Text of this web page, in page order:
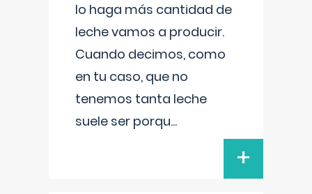
lo haga más cantidad de
leche vamos a producir.
Cuando decimos, como
en tu caso, que no
tenemos tanta leche
suele ser porqu...
+